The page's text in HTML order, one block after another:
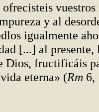
y al
igualmente
[...] al presente,
Dios, fructificáis
eterna» (Rm 6,